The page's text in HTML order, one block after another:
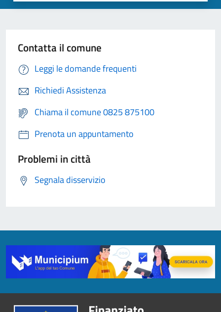
Contatta il comune
Leggi le domande frequenti
Richiedi Assistenza
Chiama il comune 0825 875100
Prenota un appuntamento
Problemi in città
Segnala disservizio